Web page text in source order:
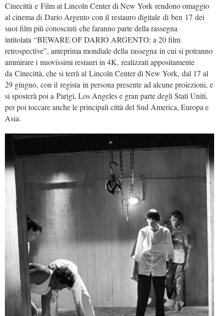
Cinecittà e Film at Lincoln Center di New York rendono omaggio
al cinema di Dario Argento con il restauro digitale di ben 17 dei
suoi film più conosciuti che faranno parte della rassegna
intitolata “BEWARE OF DARIO ARGENTO: a 20 film
retrospective”, anteprima mondiale della rassegna in cui si potranno
ammirare i nuovissimi restauri in 4K, realizzati appositamente
da Cinecittà, che si terrà al Lincoln Center di New York, dal 17 al
29 giugno, con il regista in persona presente ad alcune proiezioni, e
si sposterà poi a Parigi, Los Angeles e gran parte degli Stati Uniti,
per poi toccare anche le principali città del Sud America, Europa e
Asia.